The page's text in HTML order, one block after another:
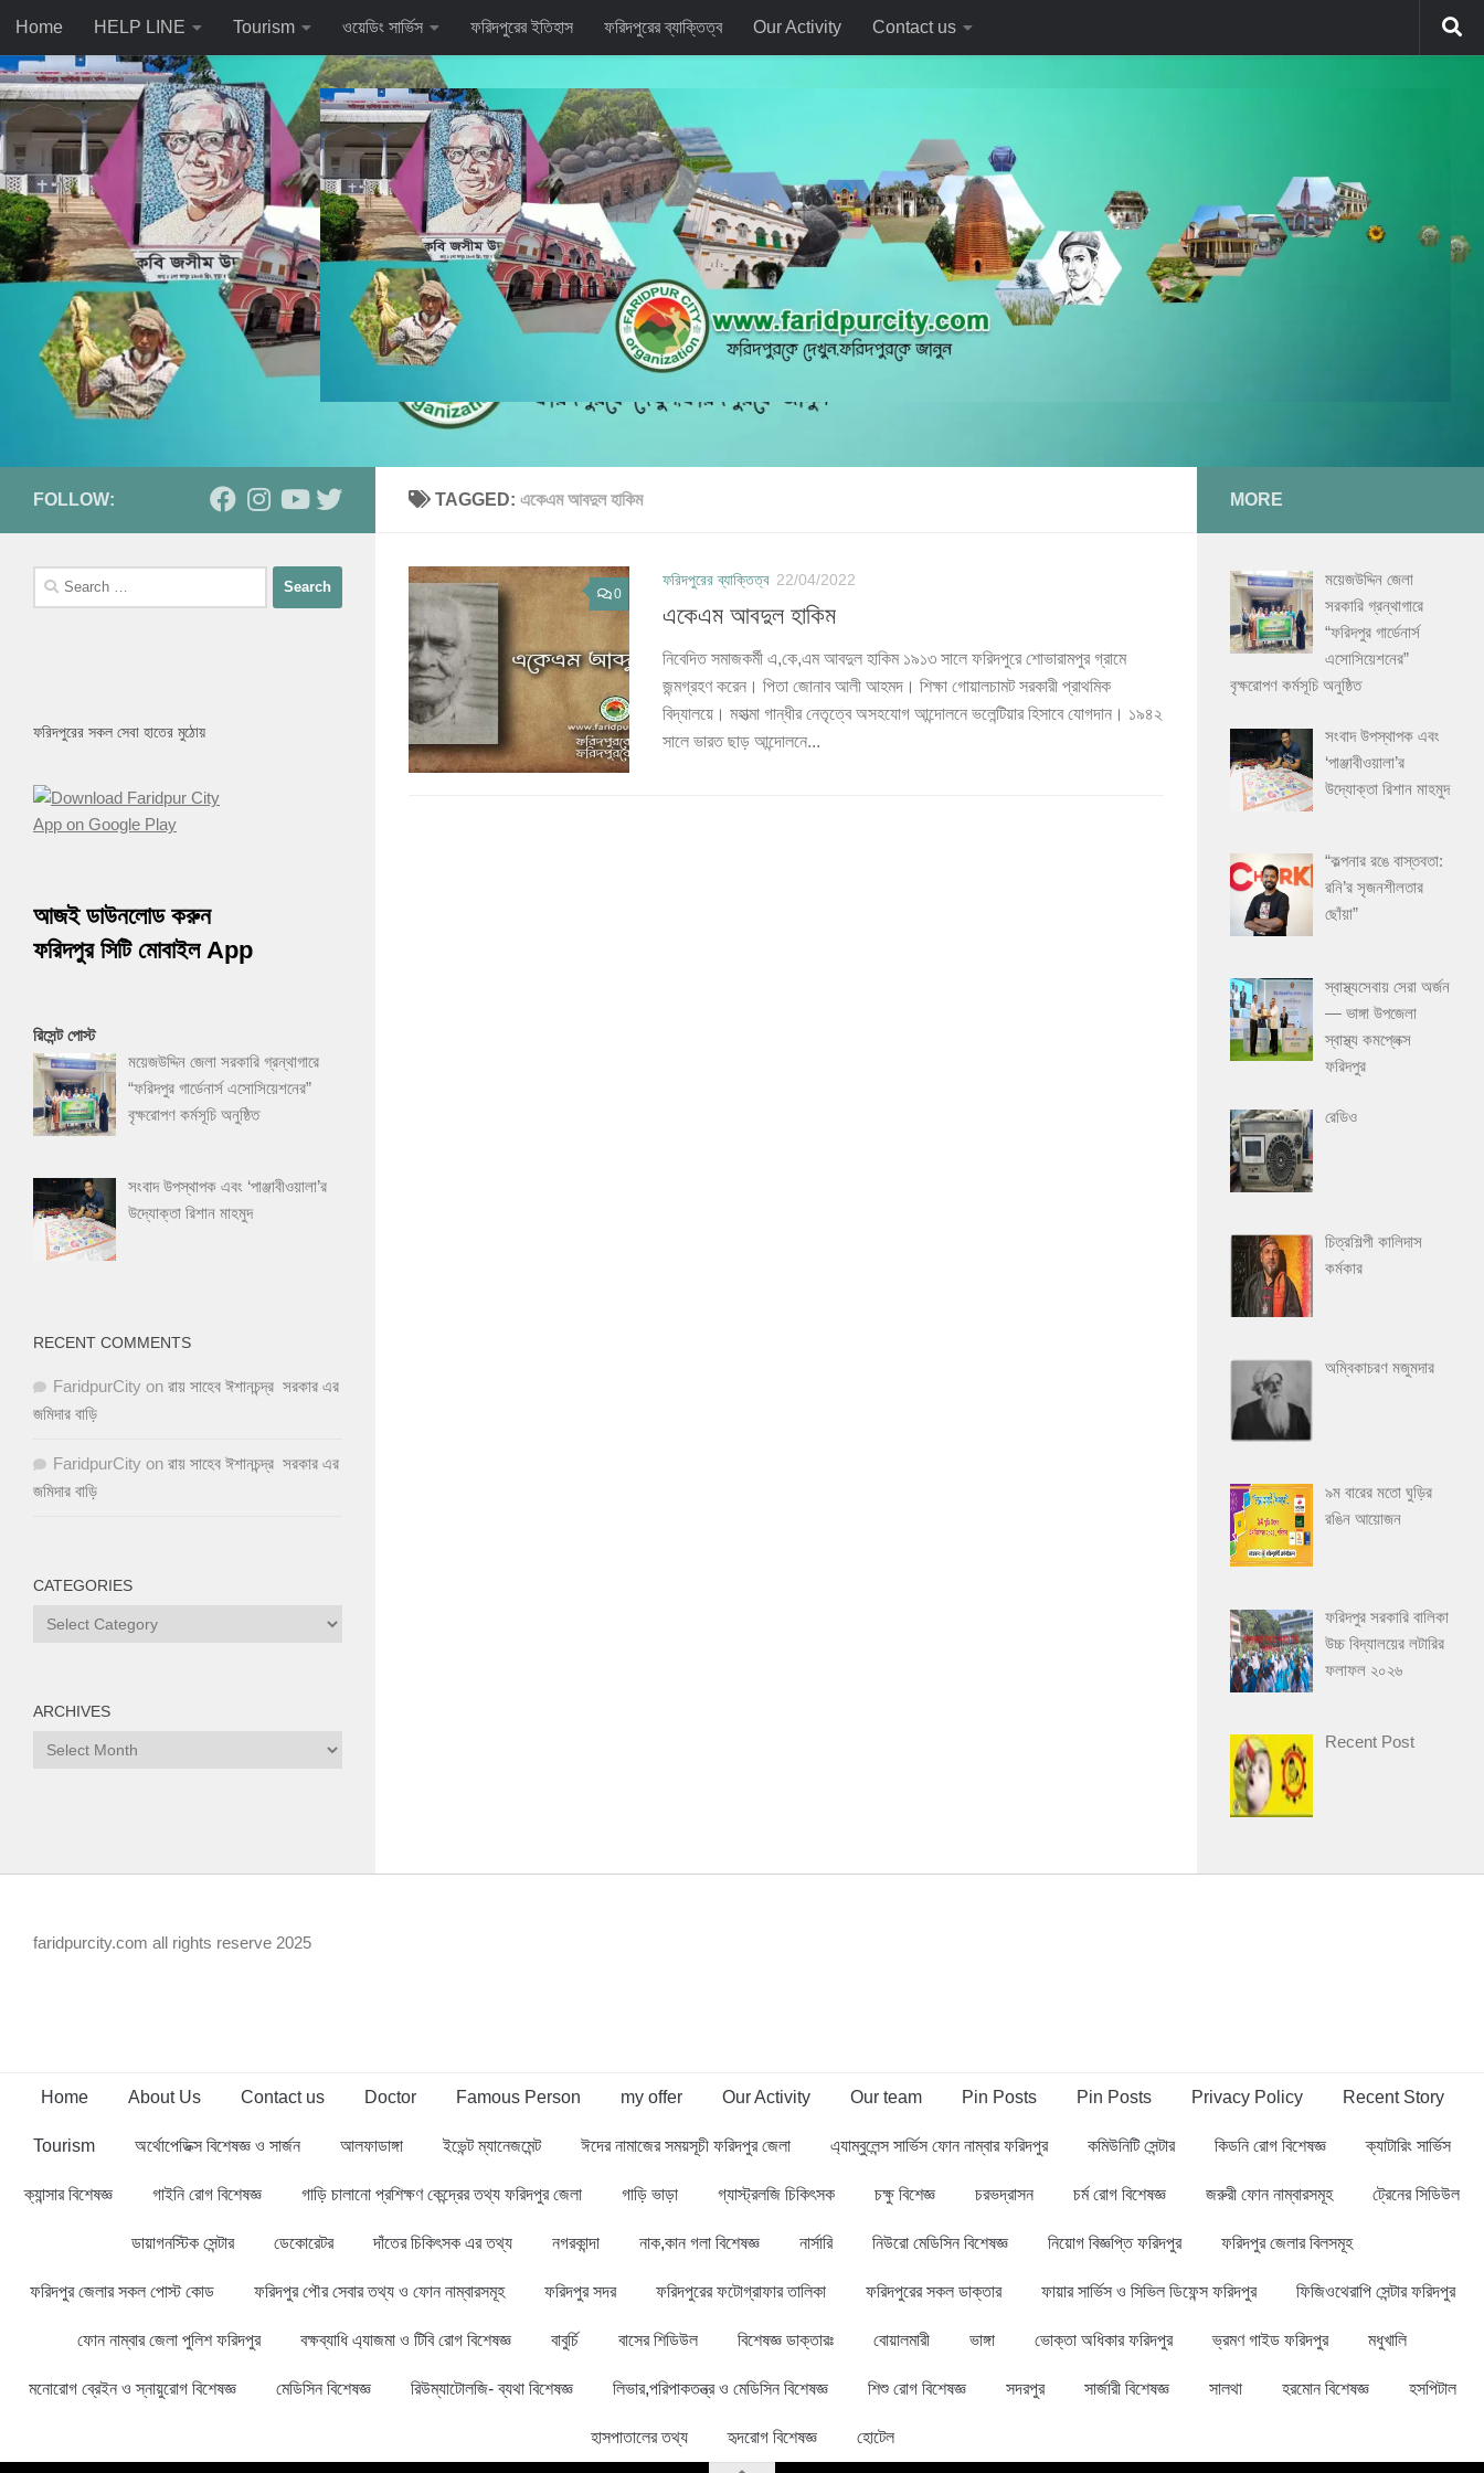
Skip to content
Home HELP LINE Tourism ওয়েডিং সার্ভিস ফরিদপুরের ইতিহাস ফরিদপুরের ব্যাক্তিত্ব Our Activity Contact us
TAGGED: একেএম আবদুল হাকিম
0
ফরিদপুরের ব্যাক্তিত্ব 22/04/2022
একেএম আবদুল হাকিম
নিবেদিত সমাজকর্মী এ,কে,এম আবদুল হাকিম ১৯১৩ সালে ফরিদপুরে শোভারামপুর গ্রামে
জন্মগ্রহণ করেন। পিতা জোনাব আলী আহমদ। শিক্ষা গোয়ালচামট সরকারী প্রাথমিক
বিদ্যালয়ে। মহাত্মা গান্ধীর নেতৃত্বে অসহযোগ আন্দোলনে ভলেন্টিয়ার হিসাবে যোগদান। ১৯৪২
সালে ভারত ছাড় আন্দোলনে...
FOLLOW:
Search
for:
ফরিদপুরের সকল সেবা হাতের মুঠোয়
আজই ডাউনলোড করুন
ফরিদপুর সিটি মোবাইল App
রিসেন্ট পোস্ট
ময়েজউদ্দিন জেলা সরকারি গ্রন্থাগারে
“ফরিদপুর গার্ডেনার্স এসোসিয়েশনের”
বৃক্ষরোপণ কর্মসূচি অনুষ্ঠিত
সংবাদ উপস্থাপক এবং ‘পাঞ্জাবীওয়ালা’র
উদ্যোক্তা রিশান মাহমুদ
RECENT COMMENTS
FaridpurCity on রায় সাহেব ঈশানচন্দ্র সরকার এর
জমিদার বাড়ি
FaridpurCity on রায় সাহেব ঈশানচন্দ্র সরকার এর
জমিদার বাড়ি
CATEGORIES
Categories
ARCHIVES
Archives
MORE
ময়েজউদ্দিন জেলা
সরকারি গ্রন্থাগারে
“ফরিদপুর গার্ডেনার্স
এসোসিয়েশনের”
বৃক্ষরোপণ কর্মসূচি অনুষ্ঠিত
সংবাদ উপস্থাপক এবং
‘পাঞ্জাবীওয়ালা’র
উদ্যোক্তা রিশান মাহমুদ
“কল্পনার রঙে বাস্তবতা:
রনি’র সৃজনশীলতার
ছোঁয়া”
স্বাস্থ্যসেবায় সেরা অর্জন
— ভাঙ্গা উপজেলা
স্বাস্থ্য কমপ্লেক্স
ফরিদপুর
রেডিও
চিত্রশিল্পী কালিদাস
কর্মকার
অম্বিকাচরণ মজুমদার
৯ম বারের মতো ঘুড়ির
রঙিন আয়োজন
ফরিদপুর সরকারি বালিকা
উচ্চ বিদ্যালয়ের লটারির
ফলাফল ২০২৬
Recent Post
faridpurcity.com all rights reserve 2025
Home About Us Contact us Doctor Famous Person my offer Our Activity Our team Pin Posts Pin Posts Privacy Policy Recent Story
Tourism অর্থোপেডিক্স বিশেষজ্ঞ ও সার্জন আলফাডাঙ্গা ইভেন্ট ম্যানেজমেন্ট ঈদের নামাজের সময়সূচী ফরিদপুর জেলা এ্যাম্বুলেন্স সার্ভিস ফোন নাম্বার ফরিদপুর কমিউনিটি সেন্টার কিডনি রোগ বিশেষজ্ঞ ক্যাটারিং সার্ভিস
ক্যান্সার বিশেষজ্ঞ গাইনি রোগ বিশেষজ্ঞ গাড়ি চালানো প্রশিক্ষণ কেন্দ্রের তথ্য ফরিদপুর জেলা গাড়ি ভাড়া গ্যাস্ট্রলজি চিকিৎসক চক্ষু বিশেজ্ঞ চরভদ্রাসন চর্ম রোগ বিশেষজ্ঞ জরুরী ফোন নাম্বারসমূহ ট্রেনের সিডিউল
ডায়াগনস্টিক সেন্টার ডেকোরেটর দাঁতের চিকিৎসক এর তথ্য নগরকান্দা নাক,কান গলা বিশেষজ্ঞ নার্সারি নিউরো মেডিসিন বিশেষজ্ঞ নিয়োগ বিজ্ঞপ্তি ফরিদপুর ফরিদপুর জেলার বিলসমূহ
ফরিদপুর জেলার সকল পোস্ট কোড ফরিদপুর পৌর সেবার তথ্য ও ফোন নাম্বারসমূহ ফরিদপুর সদর ফরিদপুরের ফটোগ্রাফার তালিকা ফরিদপুরের সকল ডাক্তার ফায়ার সার্ভিস ও সিভিল ডিফেন্স ফরিদপুর ফিজিওথেরাপি সেন্টার ফরিদপুর
ফোন নাম্বার জেলা পুলিশ ফরিদপুর বক্ষব্যাধি এ্যাজমা ও টিবি রোগ বিশেষজ্ঞ বাবুর্চি বাসের শিডিউল বিশেষজ্ঞ ডাক্তারঃ বোয়ালমারী ভাঙ্গা ভোক্তা অধিকার ফরিদপুর ভ্রমণ গাইড ফরিদপুর মধুখালি
মনোরোগ ব্রেইন ও স্নায়ুরোগ বিশেষজ্ঞ মেডিসিন বিশেষজ্ঞ রিউম্যাটোলজি- ব্যথা বিশেষজ্ঞ লিভার,পরিপাকতন্ত্র ও মেডিসিন বিশেষজ্ঞ শিশু রোগ বিশেষজ্ঞ সদরপুর সার্জারী বিশেষজ্ঞ সালথা হরমোন বিশেষজ্ঞ হসপিটাল
হাসপাতালের তথ্য হৃদরোগ বিশেষজ্ঞ হোটেল